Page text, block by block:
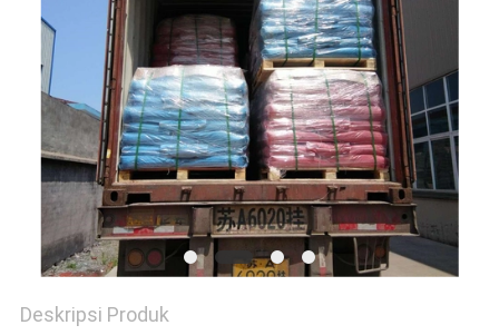
Deskripsi Produk